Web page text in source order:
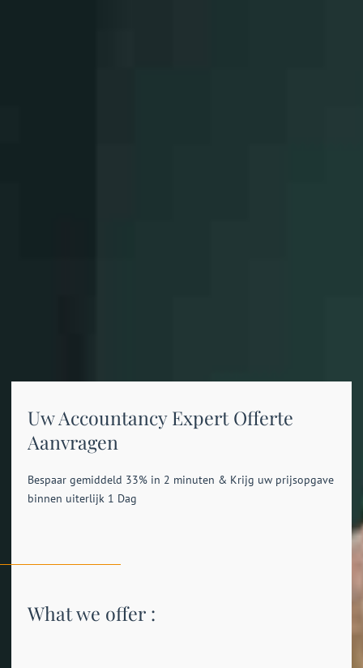
Uw Accountancy Expert Offerte
Aanvragen
Bespaar gemiddeld 33% in 2 minuten & Krijg uw prijsopgave
binnen uiterlijk 1 Dag
What we offer :